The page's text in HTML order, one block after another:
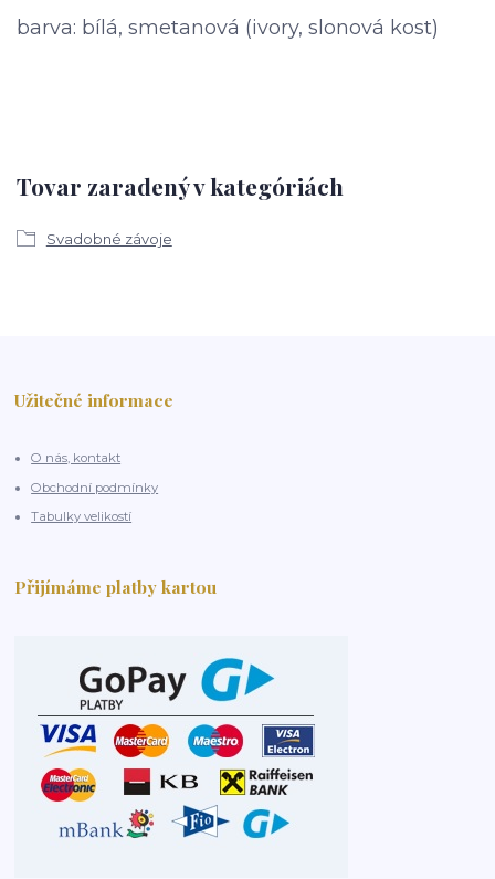
barva: bílá, smetanová (ivory, slonová kost)
Tovar zaradený v kategóriách
Svadobné závoje
Užitečné informace
O nás, kontakt
Obchodní podmínky
Tabulky velikostí
Přijímáme platby kartou